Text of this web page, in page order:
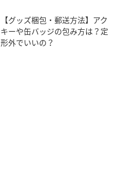
【グッズ梱包・郵送方法】アク
キーや缶バッジの包み方は？定
形外でいいの？